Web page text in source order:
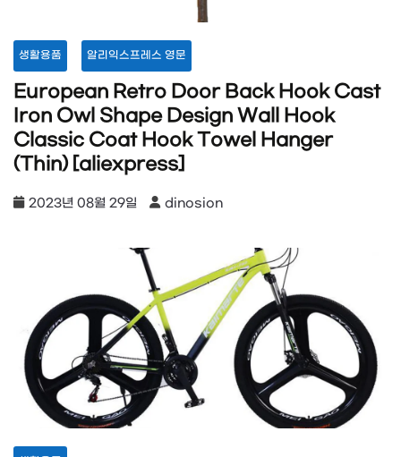
생활용품 알리익스프레스 영문
European Retro Door Back Hook Cast
Iron Owl Shape Design Wall Hook
Classic Coat Hook Towel Hanger
(Thin) [aliexpress]
2023년 08월 29일 dinosion